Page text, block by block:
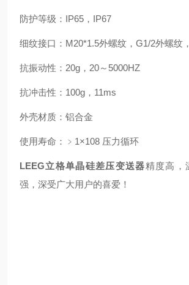
防护等级 ： IP65，IP67
细纹接口 ： M20*1.5外螺纹，G1/2外螺纹
抗振动性 ： 20g，20～5000HZ
抗冲击性 ： 100g，11ms
外壳材质 ： 铝合金
使用寿命： ﹥1×108 压力循环
LEEG立格单晶硅差压变送器精度高，
强，深受广大用户的喜爱！